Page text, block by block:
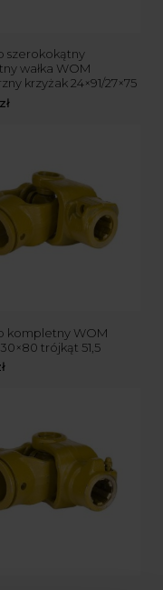
szerokokątny
wałka WOM
krzyżak 24×91/27×75
zł
kompletny WOM
trójkąt 51,5